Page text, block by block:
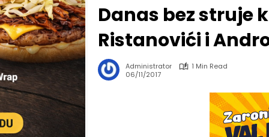
Danas bez struje
Ristanovići i
Administrator
1 Min Read
06/11/2017